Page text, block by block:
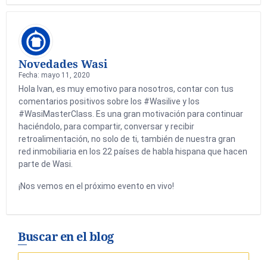
Novedades Wasi
Fecha: mayo 11, 2020
Hola Ivan, es muy emotivo para nosotros, contar con tus
comentarios positivos sobre los #Wasilive y los
#WasiMasterClass. Es una gran motivación para continuar
haciéndolo, para compartir, conversar y recibir
retroalimentación, no solo de ti, también de nuestra gran
red inmobiliaria en los 22 países de habla hispana que hacen
parte de Wasi.
¡Nos vemos en el próximo evento en vivo!
Buscar en el blog